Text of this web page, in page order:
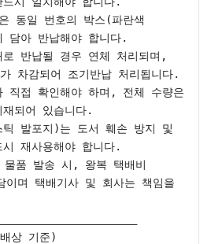
동일 번호의 박스(파란색
담아 반납해야 합니다.
반납될 경우 연체 처리되며,
차감되어 조기반납 처리됩니다.
직접 확인해야 하며, 전체 수량은
되어 있습니다.
발포지)는 도서 훼손 방지 및
재사용해야 합니다.
품 발송 시, 왕복 택배비
이며 택배기사 및 회사는 책임을
상 기준)